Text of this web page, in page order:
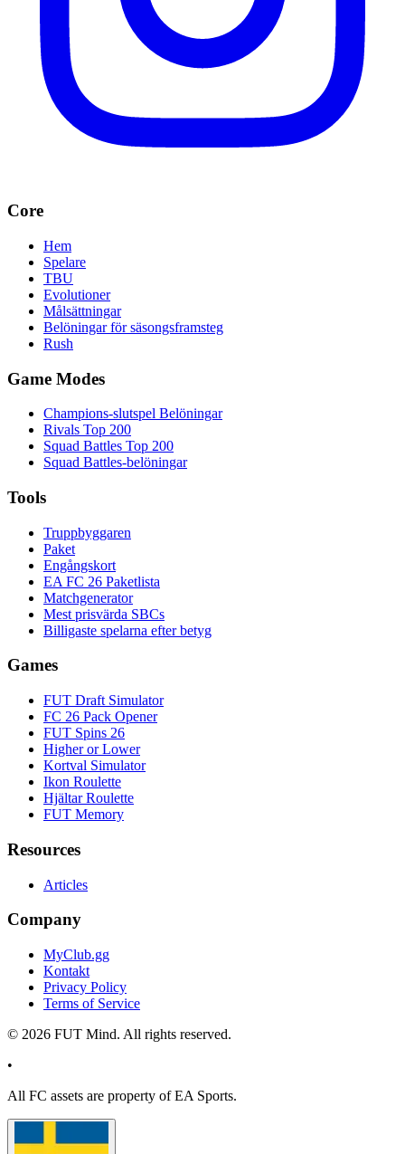
Core
Hem
Spelare
TBU
Evolutioner
Målsättningar
Belöningar för säsongsframsteg
Rush
Game Modes
Champions-slutspel Belöningar
Rivals Top 200
Squad Battles Top 200
Squad Battles-belöningar
Tools
Truppbyggaren
Paket
Engångskort
EA FC 26 Paketlista
Matchgenerator
Mest prisvärda SBCs
Billigaste spelarna efter betyg
Games
FUT Draft Simulator
FC 26 Pack Opener
FUT Spins 26
Higher or Lower
Kortval Simulator
Ikon Roulette
Hjältar Roulette
FUT Memory
Resources
Articles
Company
MyClub.gg
Kontakt
Privacy Policy
Terms of Service
© 2026 FUT Mind. All rights reserved.
•
All FC assets are property of EA Sports.